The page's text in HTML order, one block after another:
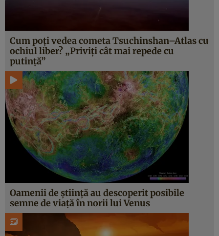
Cum poți vedea cometa Tsuchinshan–Atlas cu
ochiul liber? „Priviți cât mai repede cu
putință”
Oamenii de știință au descoperit posibile
semne de viață în norii lui Venus